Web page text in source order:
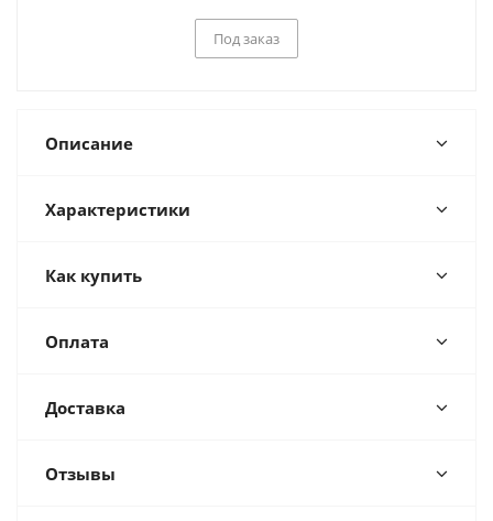
Под заказ
Описание
Характеристики
Как купить
Оплата
Доставка
Отзывы